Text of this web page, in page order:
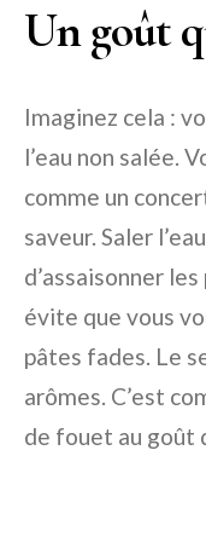
Un goût
Imaginez cela :
l’eau non salée.
comme un
saveur. Saler
d’assaisonner
évite que vous
pâtes fades. Le
arômes. C’est
de fouet au goût